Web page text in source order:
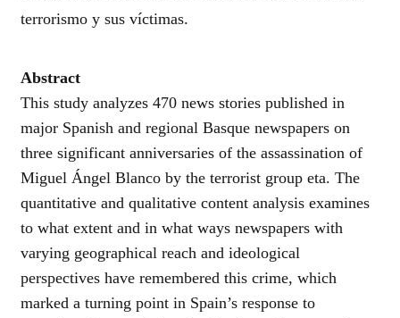
terrorismo y sus víctimas.
Abstract
This study analyzes 470 news stories published in
major Spanish and regional Basque newspapers on
three significant anniversaries of the assassination of
Miguel Ángel Blanco by the terrorist group eta. The
quantitative and qualitative content analysis examines
to what extent and in what ways newspapers with
varying geographical reach and ideological
perspectives have remembered this crime, which
marked a turning point in Spain’s response to